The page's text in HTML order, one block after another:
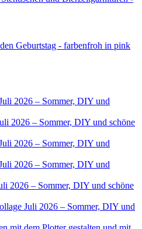
Geburtstag - farbenfroh in pink
2026 – Sommer, DIY und
2026 – Sommer, DIY und schöne
2026 – Sommer, DIY und
2026 – Sommer, DIY und
2026 – Sommer, DIY und schöne
Juli 2026 – Sommer, DIY und